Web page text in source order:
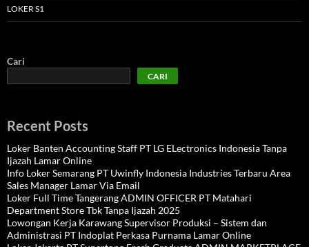
LOKER S1
Cari
CARI
Recent Posts
Loker Banten Accounting Staff PT LG ELectronics Indonesia Tanpa
Ijazah Lamar Online
Info Loker Semarang PT Uwinfly Indonesia Industries Terbaru Area
Sales Manager Lamar Via Email
Loker Full Time Tangerang ADMIN OFFICER PT Matahari
Department Store Tbk Tanpa Ijazah 2025
Lowongan Kerja Karawang Supervisor Produksi – Sistem dan
Administrasi PT Indoplat Perkasa Purnama Lamar Online